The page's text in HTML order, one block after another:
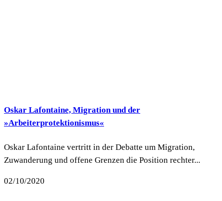
Oskar Lafontaine, Migration und der
»Arbeiterprotektionismus«
Oskar Lafontaine vertritt in der Debatte um Migration,
Zuwanderung und offene Grenzen die Position rechter...
02/10/2020